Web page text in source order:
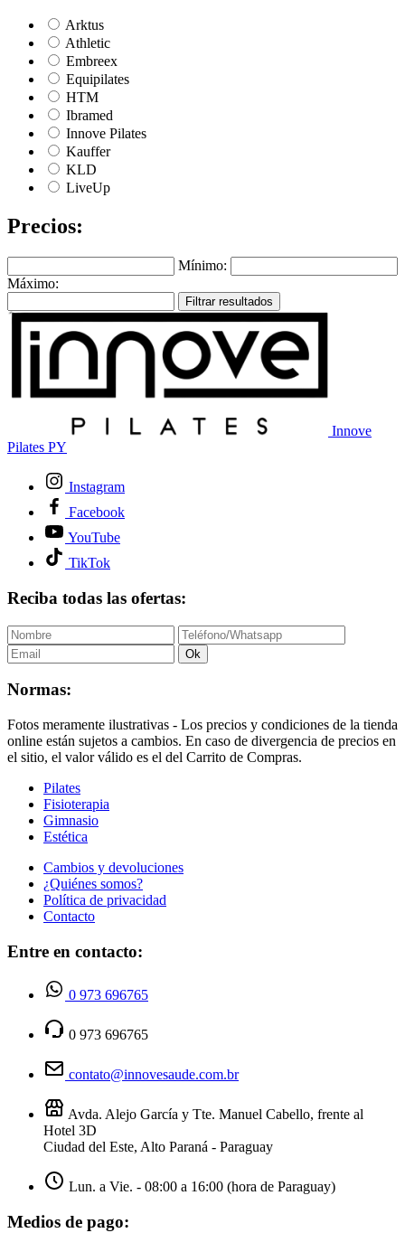
Arktus
Athletic
Embreex
Equipilates
HTM
Ibramed
Innove Pilates
Kauffer
KLD
LiveUp
Precios:
Mínimo:
Máximo:
Filtrar resultados
Innove
Pilates PY
Instagram
Facebook
YouTube
TikTok
Reciba todas las ofertas:
Ok
Normas:
Fotos meramente ilustrativas - Los precios y condiciones de la tienda
online están sujetos a cambios. En caso de divergencia de precios en
el sitio, el valor válido es el del Carrito de Compras.
Pilates
Fisioterapia
Gimnasio
Estética
Cambios y devoluciones
¿Quiénes somos?
Política de privacidad
Contacto
Entre en contacto:
0 973 696765
0 973 696765
contato@innovesaude.com.br
Avda. Alejo García y Tte. Manuel Cabello, frente al
Hotel 3D
Ciudad del Este, Alto Paraná - Paraguay
Lun. a Vie. - 08:00 a 16:00 (hora de Paraguay)
Medios de pago: